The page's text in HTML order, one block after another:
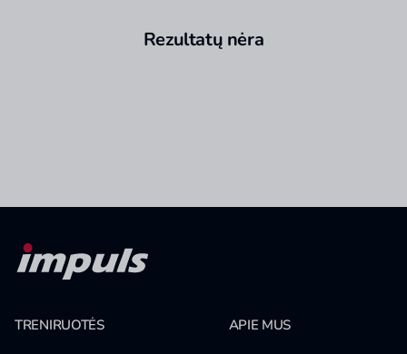
Rezultatų nėra
TRENIRUOTĖS APIE MUS